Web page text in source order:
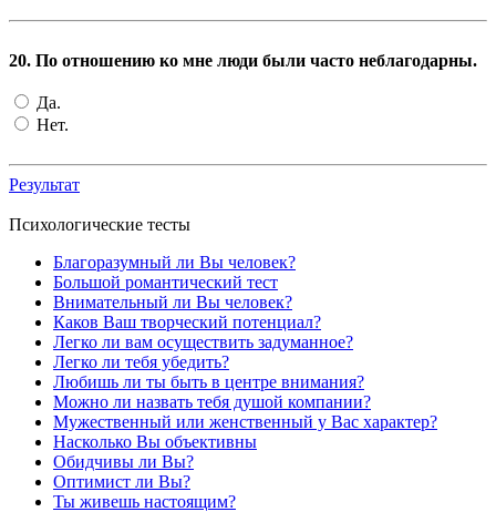
20. По отношению ко мне люди были часто неблагодарны.
Да.
Нет.
Результат
Психологические тесты
Благоразумный ли Вы человек?
Большой романтический тест
Внимательный ли Вы человек?
Каков Ваш творческий потенциал?
Легко ли вам осуществить задуманное?
Легко ли тебя убедить?
Любишь ли ты быть в центре внимания?
Можно ли назвать тебя душой компании?
Мужественный или женственный у Вас характер?
Насколько Вы объективны
Обидчивы ли Вы?
Оптимист ли Вы?
Ты живешь настоящим?